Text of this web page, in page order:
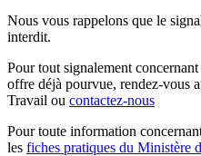
Nous vous rappelons que le
interdit.
Pour tout signalement concernant
offre déjà pourvue, rendez-vous
Travail ou contactez-nous
Pour toute information
les fiches pratiques du Ministère